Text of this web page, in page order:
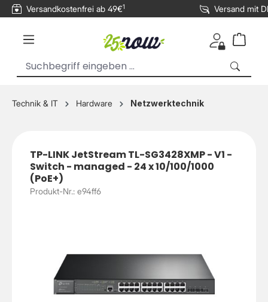
springen
Versandkostenfrei ab 49€1 Versand mit
Technik & IT Hardware Netzwerktechnik
TP-LINK JetStream TL-SG3428XMP - V1 -
Switch - managed - 24 x 10/100/1000
(PoE+)
Produkt-Nr.: e94ff6